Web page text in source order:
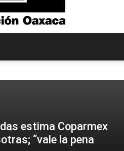
estima Coparmex
“vale la pena